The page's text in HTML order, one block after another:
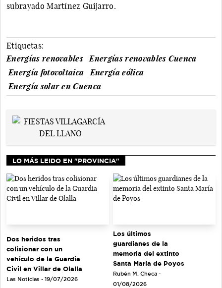
subrayado Martínez Guijarro.
Etiquetas:
Energías renovables
Energías renovables Cuenca
Energía fotovoltaica
Energía eólica
Energía solar en Cuenca
LO MÁS LEIDO EN "PROVINCIA"
Dos heridos tras
colisionar con un
vehículo de la Guardia
Civil en Villar de Olalla
Las Noticias - 19/07/2026
Los últimos
guardianes de la
memoria del extinto
Santa María de Poyos
Rubén M. Checa -
01/08/2026